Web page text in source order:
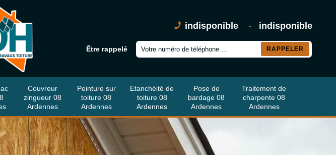
indisponible - indisponible
Être rappelé
Couvreur
zingueur 08
Ardennes
Peinture sur
toiture 08
Ardennes
Etanchéité de
toiture 08
Ardennes
Pose de
bardage 08
Ardennes
Traitement de
charpente 08
Ardennes